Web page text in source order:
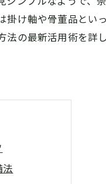
け軸や骨董品とい
の最新活用術を詳